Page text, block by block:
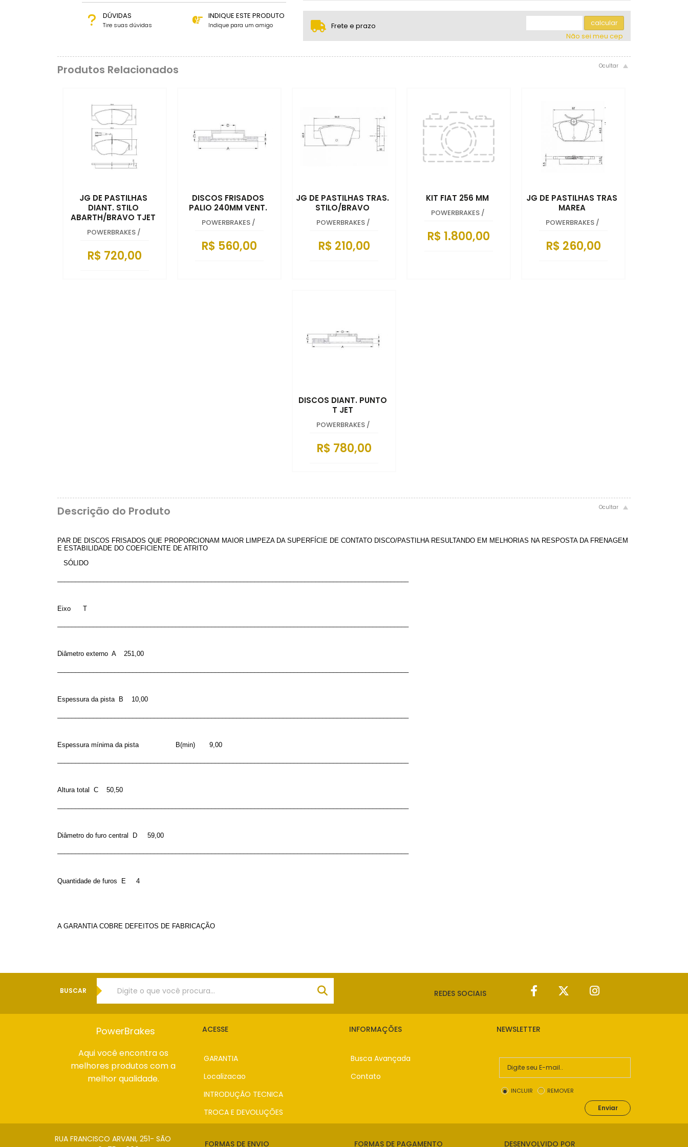
DÚVIDAS
Tire suas dúvidas
INDIQUE ESTE PRODUTO
Indique para um amigo
.
... ....
Frete e prazo
calcular
Não sei meu cep
Produtos Relacionados
JG DE PASTILHAS
DIANT. STILO
ABARTH/BRAVO TJET
POWERBRAKES /
R$ 720,00
DISCOS FRISADOS
PALIO 240MM VENT.
POWERBRAKES /
R$ 560,00
JG DE PASTILHAS TRAS.
STILO/BRAVO
POWERBRAKES /
R$ 210,00
KIT FIAT 256 MM
POWERBRAKES /
R$ 1.800,00
JG DE PASTILHAS TRAS
MAREA
POWERBRAKES /
R$ 260,00
DISCOS DIANT. PUNTO
T JET
POWERBRAKES /
R$ 780,00
Descrição do Produto
PAR DE DISCOS FRISADOS QUE PROPORCIONAM MAIOR LIMPEZA DA SUPERFÍCIE DE CONTATO DISCO/PASTILHA RESULTANDO EM MELHORIAS NA RESPOSTA DA FRENAGEM
E ESTABILIDADE DO COEFICIENTE DE ATRITO
SÓLIDO
Eixo
T
Diâmetro externo A
251,00
Espessura da pista B
10,00
Espessura mínima da pista B(min)
9,00
Altura total C
50,50
Diâmetro do furo central D
59,00
Quantidade de furos E 4
A GARANTIA COBRE DEFEITOS DE FABRICAÇÃO
BUSCAR REDES SOCIAIS
PowerBrakes
Aqui você encontra os
melhores produtos com a
melhor qualidade.
ACESSE
GARANTIA
Localizacao
INTRODUÇÃO TECNICA
TROCA E DEVOLUÇÕES
INFORMAÇÕES
Busca Avançada
Contato
NEWSLETTER
INCLUIR REMOVER
Enviar
RUA FRANCISCO ARVANI, 251- SÃO
FORMAS DE ENVIO FORMAS DE PAGAMENTO DESENVOLVIDO POR